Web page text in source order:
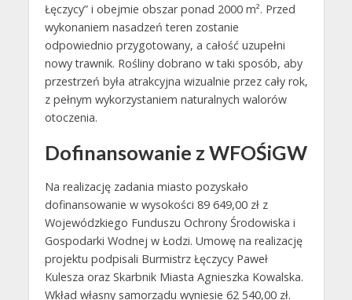
Łęczycy” i obejmie obszar ponad 2000 m². Przed
wykonaniem nasadzeń teren zostanie
odpowiednio przygotowany, a całość uzupełni
nowy trawnik. Rośliny dobrano w taki sposób, aby
przestrzeń była atrakcyjna wizualnie przez cały rok,
z pełnym wykorzystaniem naturalnych walorów
otoczenia.
Dofinansowanie z WFOŚiGW
Na realizację zadania miasto pozyskało
dofinansowanie w wysokości 89 649,00 zł z
Wojewódzkiego Funduszu Ochrony Środowiska i
Gospodarki Wodnej w Łodzi. Umowę na realizację
projektu podpisali Burmistrz Łęczycy Paweł
Kulesza oraz Skarbnik Miasta Agnieszka Kowalska.
Wkład własny samorządu wyniesie 62 540,00 zł.